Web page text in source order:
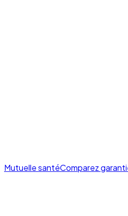
Mutuelle santéComparez